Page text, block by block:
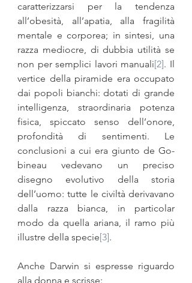
caratterizzarsi per la tendenza
all’obesità, all’apatia, alla fragilità
mentale e corporea; in sintesi, una
razza mediocre, di dubbia utilità se
non per semplici lavori manuali[2]. Il
vertice della piramide era occupato
dai popoli bianchi: dotati di grande
intel­ligenza, straordinaria potenza
fisica, spiccato senso dell’onore,
profondità di sentimenti. Le
conclusioni a cui era giunto de Go­
bineau vedevano un preciso
disegno evolutivo della storia
dell’uomo: tutte le civiltà derivavano
dalla razza bianca, in par­ticolar
modo da quella ariana, il ramo più
illustre della specie[3].
Anche Darwin si espresse riguardo
alla donna e scrisse: